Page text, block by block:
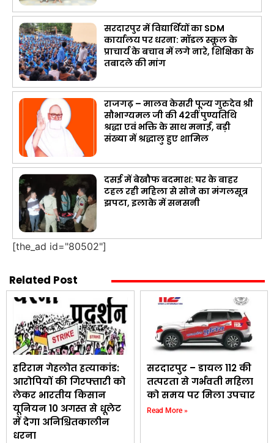
सरदारपुर में विद्यार्थियों का SDM
कार्यालय पर धरना: मॉडल स्कूल के
प्राचार्य के बचाव में लगे नारे, शिक्षिका के
तबादले की मांग
राजगढ़ – मालव केसरी पूज्य गुरुदेव श्री
सौभाग्यमल जी की 42वीं पुण्यतिथि
श्रद्धा एवं भक्ति के साथ मनाई, बड़ी
संख्या में श्रद्धालु हुए शामिल
दसई में बेखौफ बदमाश: घर के बाहर
टहल रही महिला से सोने का मंगलसूत्र
झपटा, इलाके में सनसनी
[the_ad id="80502"]
Related Post
हरिराम गेहलोत हत्याकांड:
आरोपियों की गिरफ्तारी को
लेकर भारतीय किसान
यूनियन 10 अगस्त से धूलेट
में देगा अनिश्चितकालीन
धरना
सरदारपुर – डायल 112 की
तत्परता से गर्भवती महिला
को समय पर मिला उपचार
Read More »